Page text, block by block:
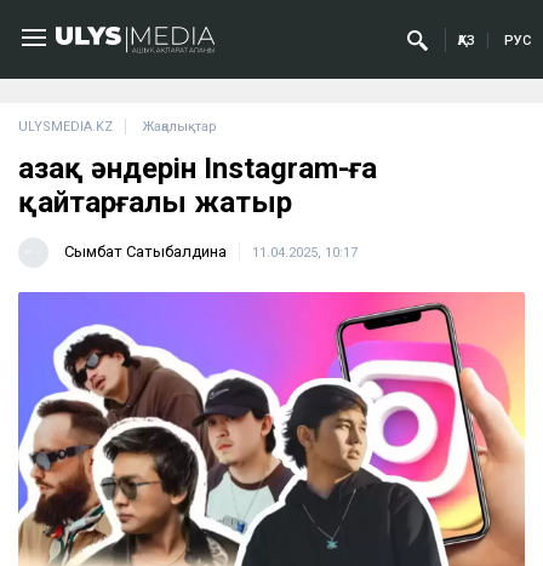
ҚАЗ РУС
ULYSMEDIA.KZ Жаңалықтар
Қазақ әндерін Instagram-ға
қайтарғалы жатыр
Сымбат Сатыбалдина 11.04.2025, 10:17